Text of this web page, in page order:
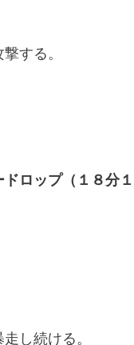
する。
ロップ（１８分１
し続ける。